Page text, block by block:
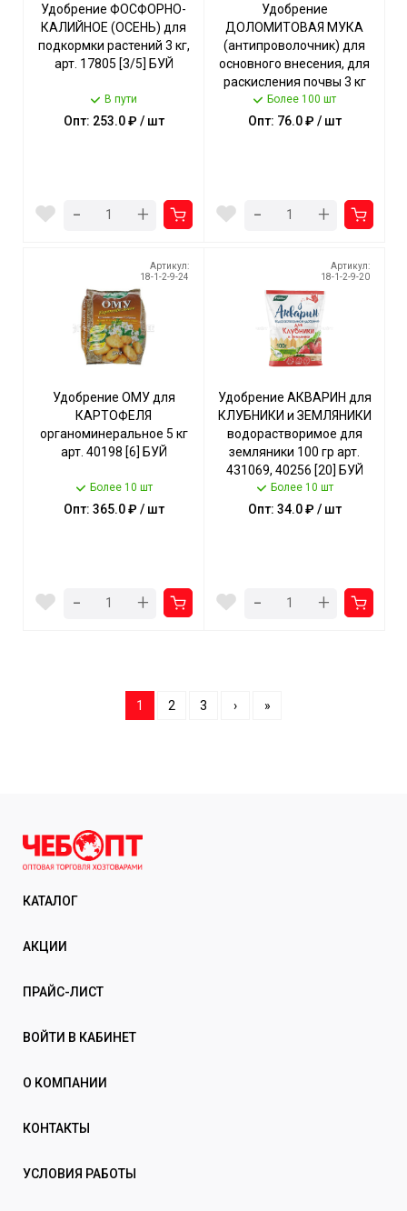
Удобрение ФОСФОРНО-
КАЛИЙНОЕ (ОСЕНЬ) для
подкормки растений 3 кг,
арт. 17805 [3/5] БУЙ
В пути
Опт: 253.0 ₽ / шт
- +
Удобрение
ДОЛОМИТОВАЯ МУКА
(антипроволочник) для
основного внесения, для
раскисления почвы 3 кг
арт. 92516721 [5/270]
Более 100 шт
Опт: 76.0 ₽ / шт
- +
Артикул:
18-1-2-9-24
Удобрение ОМУ для
КАРТОФЕЛЯ
органоминеральное 5 кг
арт. 40198 [6] БУЙ
Более 10 шт
Опт: 365.0 ₽ / шт
- +
Артикул:
18-1-2-9-20
Удобрение АКВАРИН для
КЛУБНИКИ и ЗЕМЛЯНИКИ
водорастворимое для
земляники 100 гр арт.
431069, 40256 [20] БУЙ
Более 10 шт
Опт: 34.0 ₽ / шт
- +
1 2 3 › »
КАТАЛОГ
АКЦИИ
ПРАЙС-ЛИСТ
ВОЙТИ В КАБИНЕТ
О КОМПАНИИ
КОНТАКТЫ
УСЛОВИЯ РАБОТЫ